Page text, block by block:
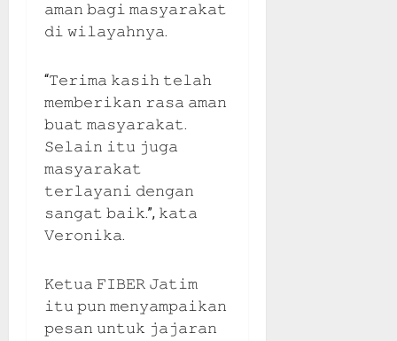
𝚊𝚖𝚊𝚗 𝚋𝚊𝚐𝚒 𝚖𝚊𝚜𝚢𝚊𝚛𝚊𝚔𝚊𝚝
𝚍𝚒 𝚠𝚒𝚕𝚊𝚢𝚊𝚑𝚗𝚢𝚊.
“𝚃𝚎𝚛𝚒𝚖𝚊 𝚔𝚊𝚜𝚒𝚑 𝚝𝚎𝚕𝚊𝚑
𝚖𝚎𝚖𝚋𝚎𝚛𝚒𝚔𝚊𝚗 𝚛𝚊𝚜𝚊 𝚊𝚖𝚊𝚗
𝚋𝚞𝚊𝚝 𝚖𝚊𝚜𝚢𝚊𝚛𝚊𝚔𝚊𝚝.
𝚂𝚎𝚕𝚊𝚒𝚗 𝚒𝚝𝚞 𝚓𝚞𝚐𝚊
𝚖𝚊𝚜𝚢𝚊𝚛𝚊𝚔𝚊𝚝
𝚝𝚎𝚛𝚕𝚊𝚢𝚊𝚗𝚒 𝚍𝚎𝚗𝚐𝚊𝚗
𝚜𝚊𝚗𝚐𝚊𝚝 𝚋𝚊𝚒𝚔.”, 𝚔𝚊𝚝𝚊
𝚅𝚎𝚛𝚘𝚗𝚒𝚔𝚊.
𝙺𝚎𝚝𝚞𝚊 𝙵𝙸𝙱𝙴𝚁 𝙹𝚊𝚝𝚒𝚖
𝚒𝚝𝚞 𝚙𝚞𝚗 𝚖𝚎𝚗𝚢𝚊𝚖𝚙𝚊𝚒𝚔𝚊𝚗
𝚙𝚎𝚜𝚊𝚗 𝚞𝚗𝚝𝚞𝚔 𝚓𝚊𝚓𝚊𝚛𝚊𝚗